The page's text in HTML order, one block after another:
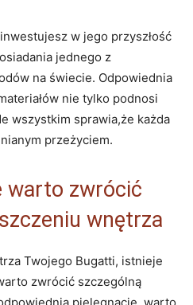
w jego przyszłość
jednego z
na świecie. Odpowiednia
nie tylko podnosi
wszystkim sprawia,że każda
przeżyciem.
warto zwrócić
wnętrza
Twojego Bugatti, istnieje
zwrócić szczególną